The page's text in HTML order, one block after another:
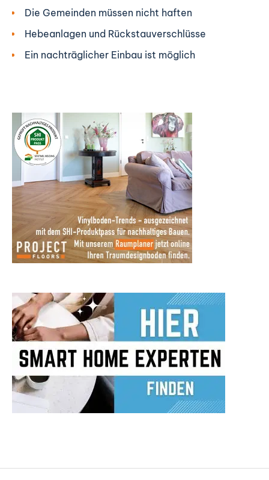
Die Gemeinden müssen nicht haften
Hebeanlagen und Rückstauverschlüsse
Ein nachträglicher Einbau ist möglich